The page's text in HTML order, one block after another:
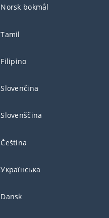
Norsk bokmål
Tamil
Filipino
Slovenčina
Slovenščina
Čeština
Українська
Dansk